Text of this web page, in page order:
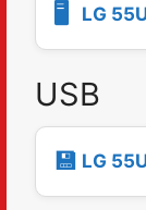
🖥️ LG
USB
💾 LG